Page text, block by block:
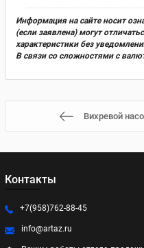
Информация на сайте носит
(если заявлена) могут
характеристики без
В связи со сложностями с
Вихревой
Контакты
+7(958)762-88-45
info@artaz.ru